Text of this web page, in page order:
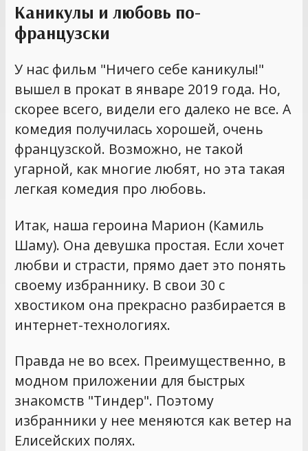
Каникулы и любовь по-
французски
У нас фильм "Ничего себе каникулы!"
вышел в прокат в январе 2019 года. Но,
скорее всего, видели его далеко не все. А
комедия получилась хорошей, очень
французской. Возможно, не такой
угарной, как многие любят, но эта такая
легкая комедия про любовь.
Итак, наша героина Марион (Камиль
Шаму). Она девушка простая. Если хочет
любви и страсти, прямо дает это понять
своему избраннику. В свои 30 с
хвостиком она прекрасно разбирается в
интернет-технологиях.
Правда не во всех. Преимущественно, в
модном приложении для быстрых
знакомств "Тиндер". Поэтому
избранники у нее меняются как ветер на
Елисейских полях.